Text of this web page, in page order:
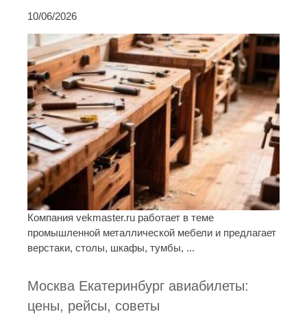
10/06/2026
Компания vekmaster.ru работает в теме
промышленной металлической мебели и предлагает
верстаки, столы, шкафы, тумбы, ...
Москва Екатеринбург авиабилеты:
цены, рейсы, советы